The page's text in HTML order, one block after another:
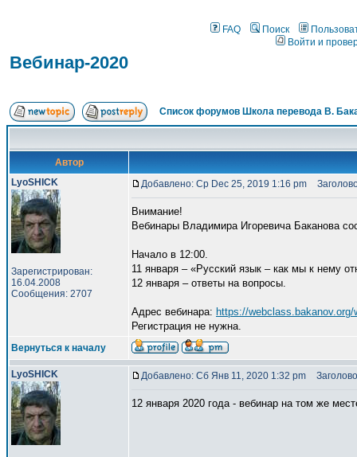
FAQ Поиск
Войти и
Вебинар-2020
Список форумов Школа перевода В.
Автор
LyoSHICK
Зарегистрирован:
16.04.2008
Сообщения: 2707
Добавлено: Ср Dec 25, 2019 1:16 pm
Внимание!
Вебинары Владимира Игоревича Баканова
Начало в 12:00.
11 января – «Русский язык – как мы к нему
12 января – ответы на вопросы.
Адрес вебинара: https://
Регистрация не нужна.
Вернуться к началу
LyoSHICK Добавлено: Сб Янв 11, 2020 1:32 pm
12 января 2020 года - вебинар на том же